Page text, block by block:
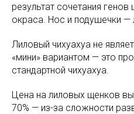
результат сочетания
окраса. Нос и подушечки —
Лиловый чихуахуа не
«мини» вариантом — это
стандартной чихуахуа.
Цена на лиловых щенков
70% — из-за сложности